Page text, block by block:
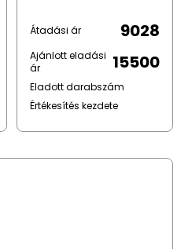
Átadási ár 9028
Ajánlott eladási
ár
15500
Eladott darabszám
Értékesítés kezdete